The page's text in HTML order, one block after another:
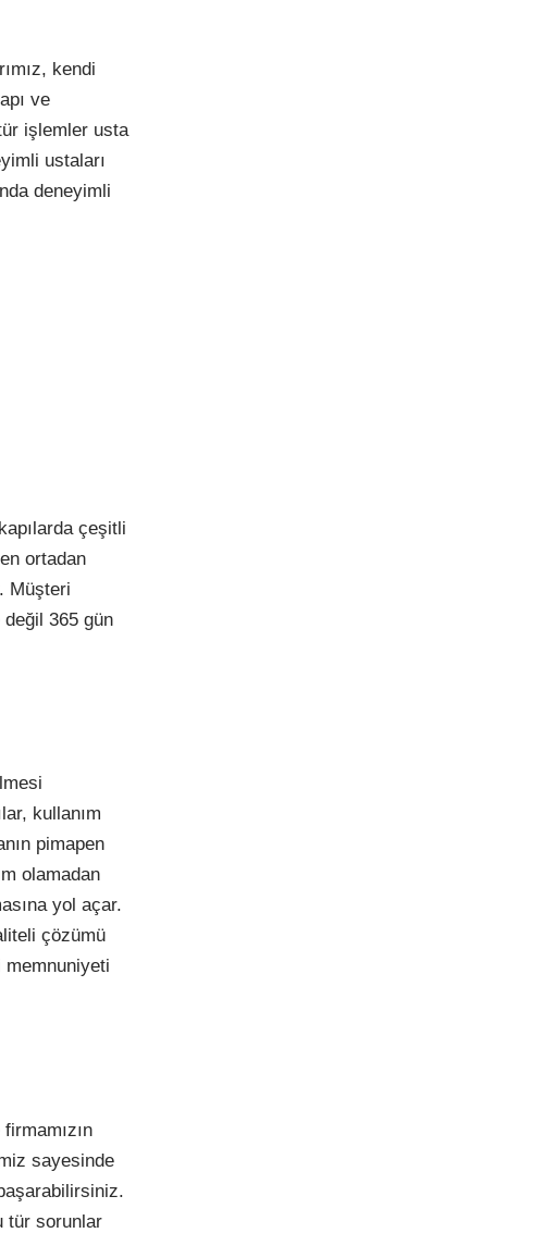
kendi
ve
işlemler usta
ustaları
deneyimli
çeşitli
ortadan
Müşteri
değil 365 gün
kullanım
pimapen
olamadan
yol açar.
çözümü
memnuniyeti
sayesinde
tür sorunlar